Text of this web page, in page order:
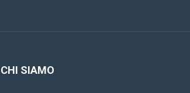
CHI SIAMO